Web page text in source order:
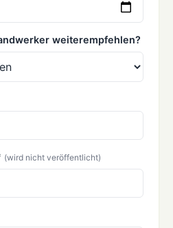
weiterempfehlen?
(wird nicht veröffentlicht)